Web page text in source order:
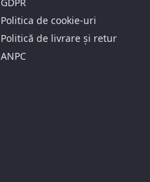
Politica de cookie-uri
Politică de livrare și retur
ANPC